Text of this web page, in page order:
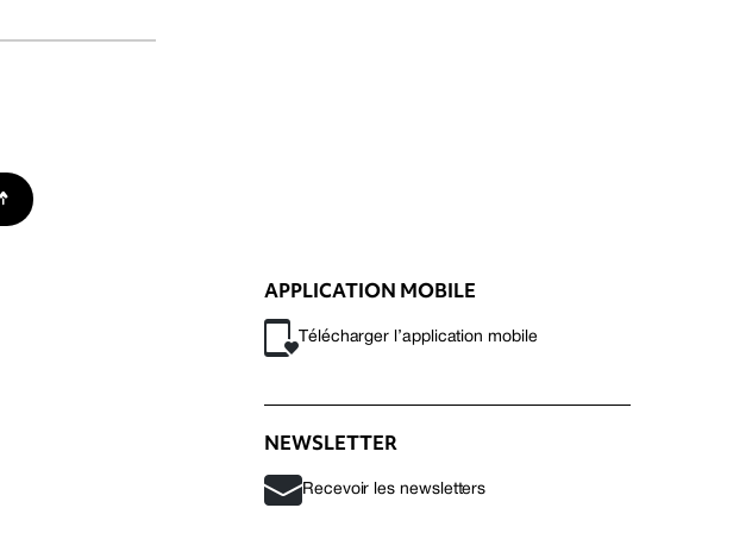
APPLICATION MOBILE
Télécharger l’application mobile
NEWSLETTER
Recevoir les newsletters